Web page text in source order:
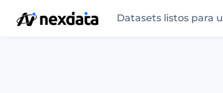
Datasets listos para